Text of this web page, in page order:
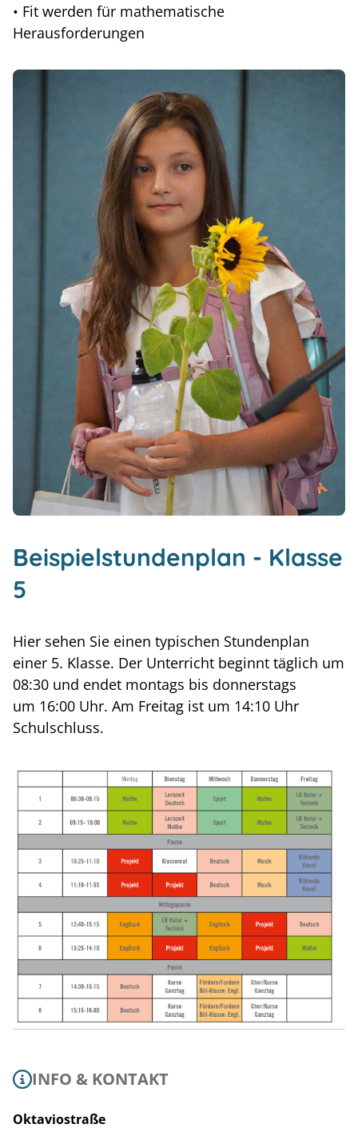
• Fit werden für mathematische
Herausforderungen
Beispielstundenplan - Klasse
5
Hier sehen Sie einen typischen Stundenplan
einer 5. Klasse. Der Unterricht beginnt täglich um
08:30 und endet montags bis donnerstags
um 16:00 Uhr. Am Freitag ist um 14:10 Uhr
Schulschluss.
INFO & KONTAKT
Oktaviostraße